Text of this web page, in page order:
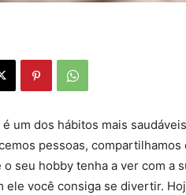
um dos hábitos mais
pessoas,
seu hobby tenha a ver com a
ele você consiga se divertir.